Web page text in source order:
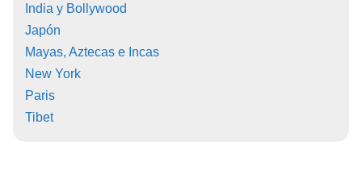
India y Bollywood
Japón
Mayas, Aztecas e Incas
New York
Paris
Tibet